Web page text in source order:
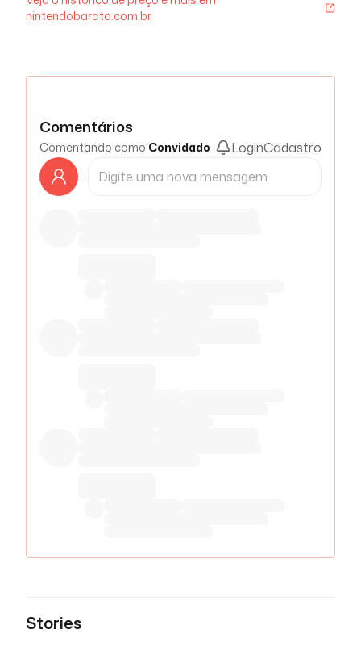
nintendobarato.com.br
Comentários
Comentando como Convidado LoginCadastro
Stories